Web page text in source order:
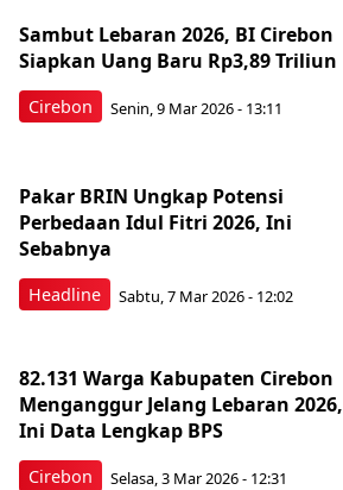
Cirebon
Sambut Lebaran 2026, BI Cirebon
Siapkan Uang Baru Rp3,89 Triliun
Senin, 9 Mar 2026 - 13:11
Headline
Pakar BRIN Ungkap Potensi
Perbedaan Idul Fitri 2026, Ini
Sebabnya
Sabtu, 7 Mar 2026 - 12:02
Cirebon
82.131 Warga Kabupaten Cirebon
Menganggur Jelang Lebaran 2026,
Ini Data Lengkap BPS
Selasa, 3 Mar 2026 - 12:31